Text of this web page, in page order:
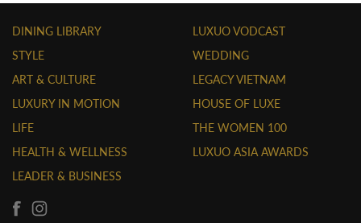
DINING LIBRARY
STYLE
ART & CULTURE
LUXURY IN MOTION
LIFE
HEALTH & WELLNESS
LEADER & BUSINESS
LUXUO VODCAST
WEDDING
LEGACY VIETNAM
HOUSE OF LUXE
THE WOMEN 100
LUXUO ASIA AWARDS